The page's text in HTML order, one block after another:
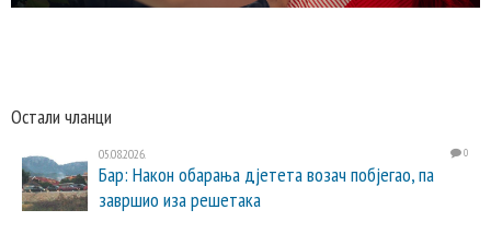
Остали чланци
05.08.2026. 0
Бар: Након обарања дјетета возач побјегао, па
завршио иза решетака